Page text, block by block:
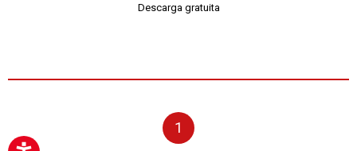
Descarga gratuita
1